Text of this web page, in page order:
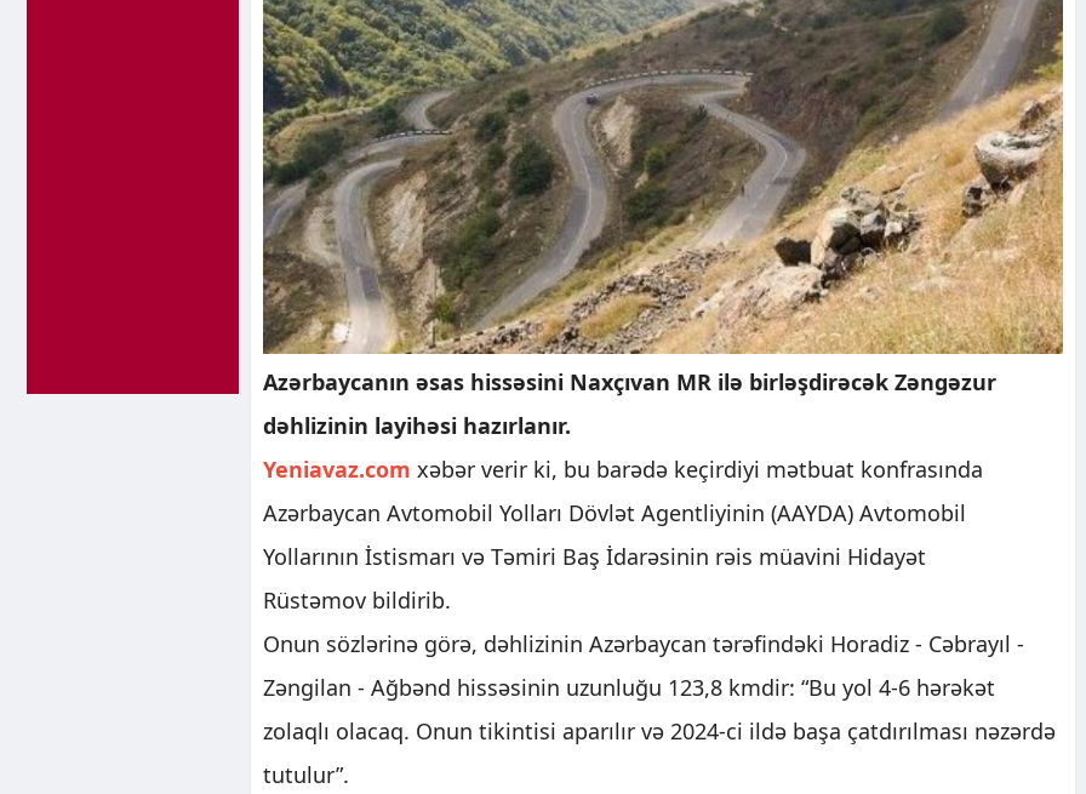
Azərbaycanın əsas hissəsini Naxçıvan MR ilə birləşdirəcək Zəngəzur
dəhlizinin layihəsi hazırlanır.
Yeniavaz.com xəbər verir ki, bu barədə keçirdiyi mətbuat konfrasında
Azərbaycan Avtomobil Yolları Dövlət Agentliyinin (AAYDA) Avtomobil
Yollarının İstismarı və Təmiri Baş İdarəsinin rəis müavini Hidayət
Rüstəmov bildirib.
Onun sözlərinə görə, dəhlizinin Azərbaycan tərəfindəki Horadiz - Cəbrayıl -
Zəngilan - Ağbənd hissəsinin uzunluğu 123,8 kmdir: “Bu yol 4-6 hərəkət
zolaqlı olacaq. Onun tikintisi aparılır və 2024-ci ildə başa çatdırılması nəzərdə
tutulur”.